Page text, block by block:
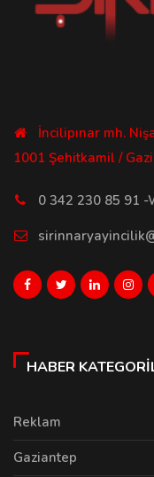
İncilipınar mh.
1001 Şehitkamil /
0 342 230 85 91
HABER
Reklam
Gaziantep